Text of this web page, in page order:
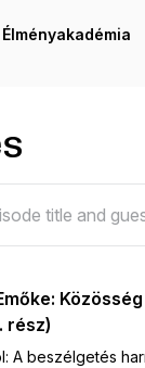
rész)
A beszélgetés